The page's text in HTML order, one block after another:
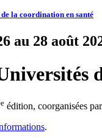
la coordination en santé
au 28 août
e édition, coorganisées
.